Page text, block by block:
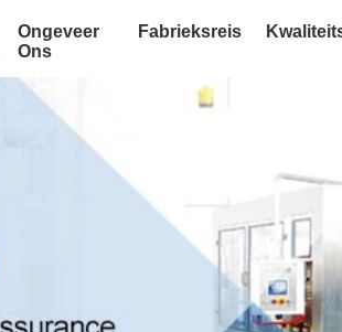
Ongeveer
Ons
Fabrieksreis